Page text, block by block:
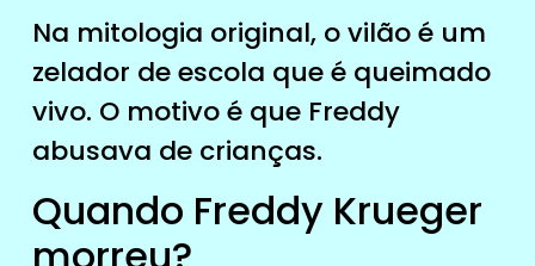
Na mitologia original, o vilão é um
zelador de escola que é queimado
vivo. O motivo é que Freddy
abusava de crianças.
Quando Freddy Krueger
morreu?